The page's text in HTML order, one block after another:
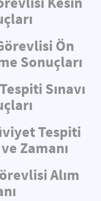
Ön
Sonuçları
Sınavı
Tespiti
Zamanı
Alım